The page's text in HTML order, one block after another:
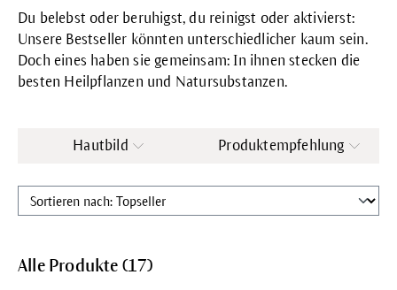
Du belebst oder beruhigst, du reinigst oder aktivierst:
Unsere Bestseller könnten unterschiedlicher kaum sein.
Doch eines haben sie gemeinsam: In ihnen stecken die
besten Heilpflanzen und Natursubstanzen.
Hautbild Produktempfehlung
Alle Produkte (17)